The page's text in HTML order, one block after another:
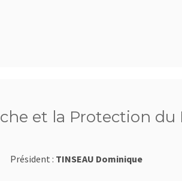
et la Protection du
Président : TINSEAU Dominique